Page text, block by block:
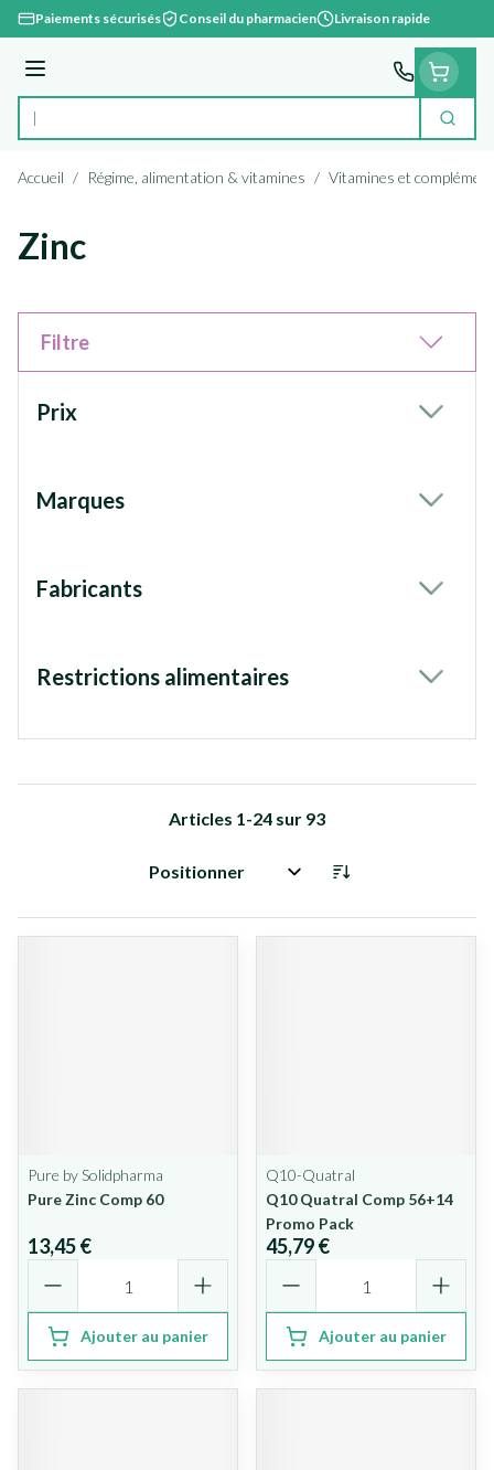
Aller au contenu
Paiements sécurisés Conseil du pharmacien Livraison rapide
Menu
Rechercher
Accueil / Régime, alimentation & vitamines / Vitamines et
Zinc
Filtre
Prix
Marques
Fabricants
Restrictions alimentaires
Articles 1-24 sur 93
Trier par:
Pure by Solidpharma
Pure Zinc Comp 60
13,45 €
Ajouter au panier
Q10-Quatral
Q10 Quatral Comp 56+14
Promo Pack
45,79 €
Ajouter au panier